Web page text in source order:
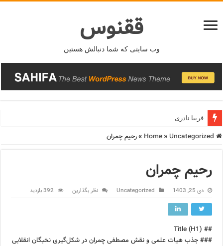
ققنوس
وب سایتی که شما دنبالش هستین
فریبا نادری
» Uncategorized
»رحیم چمران
رحیم چمران
دی 25, 1403 Uncategorized نظر بگذارین 392 بازدید
## Title (H1)
### جذب هیات علمی و نقش مصطفی چمران در شکل‌گیری نخبگان انقلابی